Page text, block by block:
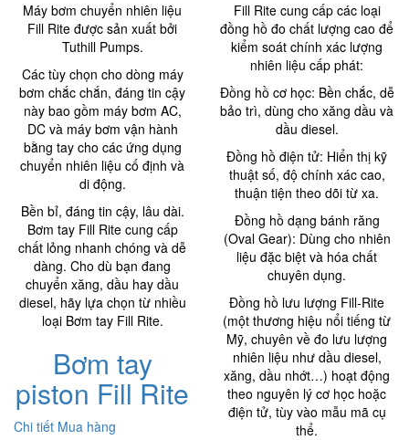
Máy bơm chuyển nhiên liệu
Fill Rite được sản xuất bởi
Tuthill Pumps.
Các tùy chọn cho dòng máy
bơm chắc chắn, đáng tin cậy
này bao gồm máy bơm AC,
DC và máy bơm vận hành
bằng tay cho các ứng dụng
chuyển nhiên liệu cố định và
di động.
Bền bỉ, đáng tin cậy, lâu dài.
Bơm tay Fill Rite cung cấp
chất lỏng nhanh chóng và dễ
dàng. Cho dù bạn đang
chuyển xăng, dầu hay dầu
diesel, hãy lựa chọn từ nhiều
loại Bơm tay Fill Rite.
Bơm tay
piston Fill Rite
Chi tiết Mua hàng
Fill Rite cung cấp các loại
đồng hồ đo chất lượng cao để
kiểm soát chính xác lượng
nhiên liệu cấp phát:
Đồng hồ cơ học: Bền chắc, dễ
bảo trì, dùng cho xăng dầu và
dầu diesel.
Đồng hồ điện tử: Hiển thị kỹ
thuật số, độ chính xác cao,
thuận tiện theo dõi từ xa.
Đồng hồ dạng bánh răng
(Oval Gear): Dùng cho nhiên
liệu đặc biệt và hóa chất
chuyên dụng.
Đồng hồ lưu lượng Fill-Rite
(một thương hiệu nổi tiếng từ
Mỹ, chuyên về đo lưu lượng
nhiên liệu như dầu diesel,
xăng, dầu nhớt…) hoạt động
theo nguyên lý cơ học hoặc
điện tử, tùy vào mẫu mã cụ
thể.